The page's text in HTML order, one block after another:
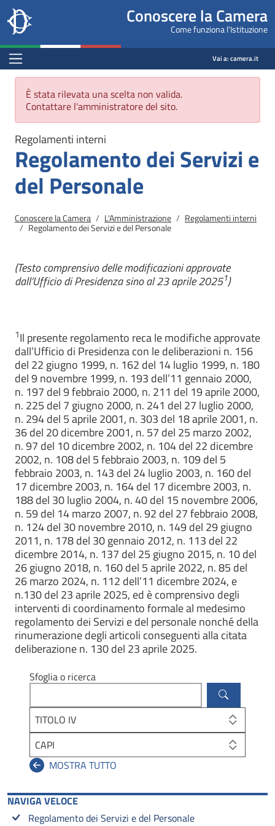
Salta al contenuto principale
Salta al menu di navigazione
Site
header
block
Camera dei deputati
Conoscere la Camera
Come funziona l'Istituzione
Menu Bar block Vai a:camera.it
Messaggio di errore
È stata rilevata una scelta non valida.
Contattare l'amministratore del sito.
Regolamenti interni
Regolamento dei Servizi e
del Personale
Briciole di pane
Conoscere la Camera L'Amministrazione Regolamenti interni
Regolamento dei Servizi e del Personale
(Testo comprensivo delle modificazioni approvate
dall’Ufficio di Presidenza sino al 23 aprile 20251)
1Il presente regolamento reca le modifiche approvate
dall’Ufficio di Presidenza con le deliberazioni n. 156
del 22 giugno 1999, n. 162 del 14 luglio 1999, n. 180
del 9 novembre 1999, n. 193 dell’11 gennaio 2000,
n. 197 del 9 febbraio 2000, n. 211 del 19 aprile 2000,
n. 225 del 7 giugno 2000, n. 241 del 27 luglio 2000,
n. 294 del 5 aprile 2001, n. 303 del 18 aprile 2001, n.
36 del 20 dicembre 2001, n. 57 del 25 marzo 2002,
n. 97 del 10 dicembre 2002, n. 104 del 22 dicembre
2002, n. 108 del 5 febbraio 2003, n. 109 del 5
febbraio 2003, n. 143 del 24 luglio 2003, n. 160 del
17 dicembre 2003, n. 164 del 17 dicembre 2003, n.
188 del 30 luglio 2004, n. 40 del 15 novembre 2006,
n. 59 del 14 marzo 2007, n. 92 del 27 febbraio 2008,
n. 124 del 30 novembre 2010, n. 149 del 29 giugno
2011, n. 178 del 30 gennaio 2012, n. 113 del 22
dicembre 2014, n. 137 del 25 giugno 2015, n. 10 del
26 giugno 2018, n. 160 del 5 aprile 2022, n. 85 del
26 marzo 2024, n. 112 dell’11 dicembre 2024, e
n.130 del 23 aprile 2025, ed è comprensivo degli
interventi di coordinamento formale al medesimo
regolamento dei Servizi e del personale nonché della
rinumerazione degli articoli conseguenti alla citata
deliberazione n. 130 del 23 aprile 2025.
Sfoglia o ricerca
TITOLO IV
CAPI
NAVIGA VELOCE
Regolamento dei Servizi e del Personale
Fine pagina
Salta al contenuto principale
Salta al menu di navigazione
Vai a inizio pagina